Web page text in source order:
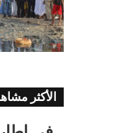
الأكثر